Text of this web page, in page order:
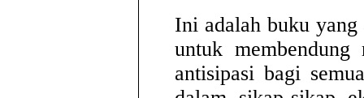
Ini adalah buku
untuk membendung
antisipasi bagi